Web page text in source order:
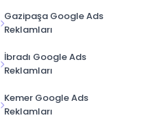
Gazipaşa Google Ads
Reklamları
İbradı Google Ads
Reklamları
Kemer Google Ads
Reklamları